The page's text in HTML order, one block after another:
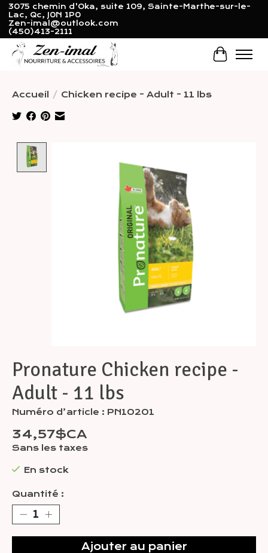
3075 chemin d'Oka, suite 109, Sainte-Marthe-sur-le-
Lac, Qc, J0N 1P0
Zen-imal@outlook.com
(450)413-2111
Panier
Accueil / Chicken recipe - Adult - 11 lbs
Pronature Chicken recipe -
Adult - 11 lbs
Numéro d’article : PN10201
34,57$CA
Sans les taxes
En stock
Quantité :
Ajouter au panier